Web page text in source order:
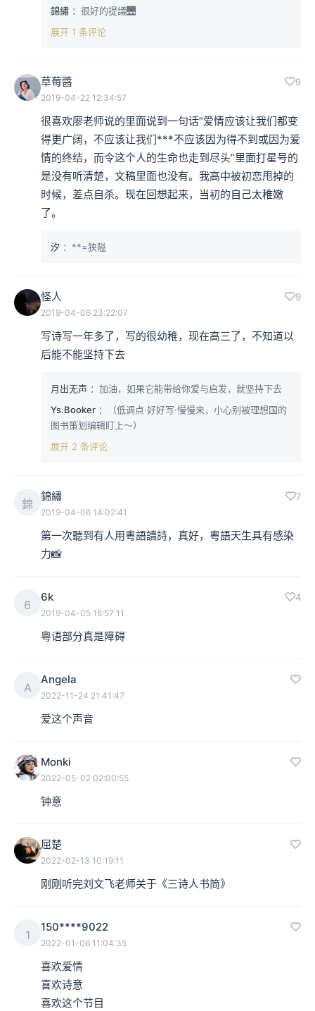
錦繡 ：很好的提議🌉
展开 1 条评论
草莓醬 9
2019-04-22 12:34:57
很喜欢廖老师说的里面说到一句话“爱情应该让我们都变
得更广阔，不应该让我们***不应该因为得不到或因为爱
情的终结，而令这个人的生命也走到尽头”里面打星号的
是没有听清楚，文稿里面也没有。我高中被初恋甩掉的
时候，差点自杀。现在回想起来，当初的自己太稚嫩
了。
汐 ：**=狭隘
怪人 9
2019-04-06 23:22:07
写诗写一年多了，写的很幼稚，现在高三了，不知道以
后能不能坚持下去
月出无声 ：加油，如果它能带给你爱与启发，就坚持下去
Ys.Booker ：（低调点·好好写·慢慢来，小心别被理想国的
图书策划编辑盯上～）
展开 2 条评论
錦
錦繡 7
2019-04-06 14:02:41
第一次聽到有人用粵語讀詩，真好，粵語天生具有感染
力📸
6
6k 4
2019-04-05 18:57:11
粤语部分真是障碍
A
Angela
2022-11-24 21:41:47
爱这个声音
Monki
2022-05-02 02:00:55
钟意
屈楚
2022-02-13 10:19:11
刚刚听完刘文飞老师关于《三诗人书简》
1
150****9022
2022-01-06 11:04:35
喜欢爱情
喜欢诗意
喜欢这个节目